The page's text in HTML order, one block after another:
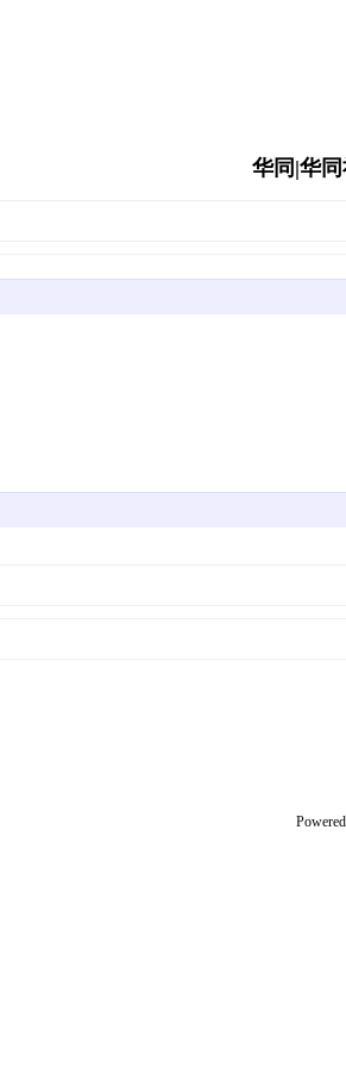
华同|华